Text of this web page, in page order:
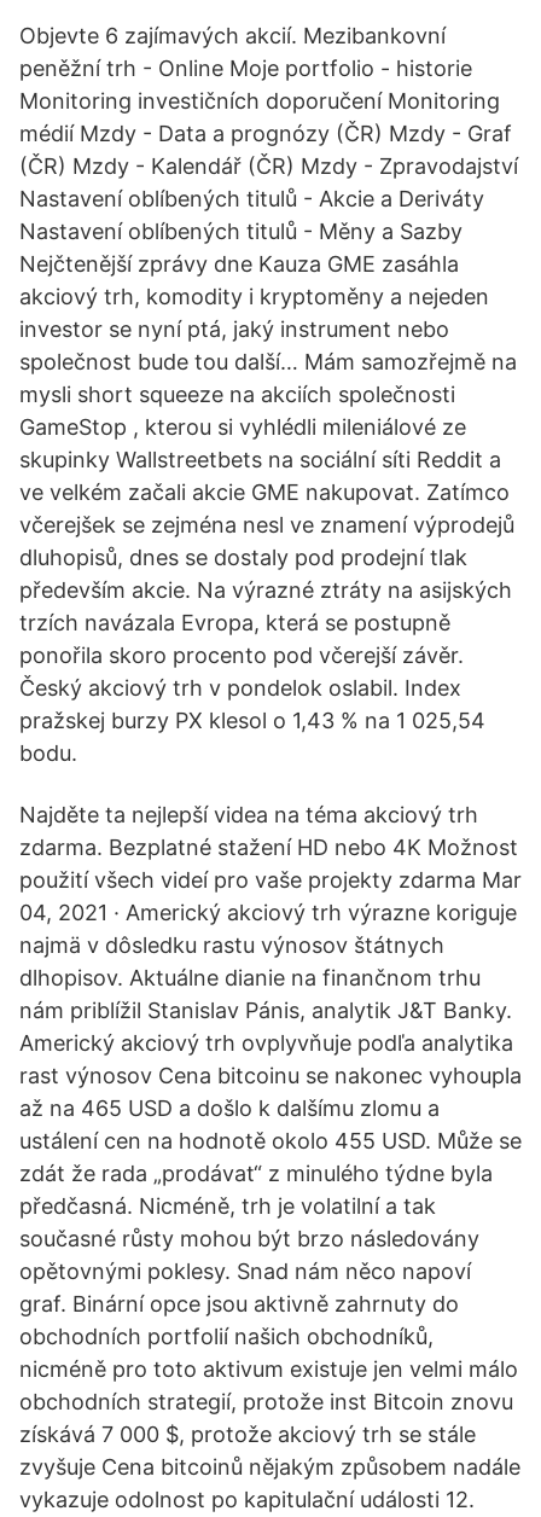
Objevte 6 zajímavých akcií. Mezibankovní
peněžní trh - Online Moje portfolio - historie
Monitoring investičních doporučení Monitoring
médií Mzdy - Data a prognózy (ČR) Mzdy - Graf
(ČR) Mzdy - Kalendář (ČR) Mzdy - Zpravodajství
Nastavení oblíbených titulů - Akcie a Deriváty
Nastavení oblíbených titulů - Měny a Sazby
Nejčtenější zprávy dne Kauza GME zasáhla
akciový trh, komodity i kryptoměny a nejeden
investor se nyní ptá, jaký instrument nebo
společnost bude tou další… Mám samozřejmě na
mysli short squeeze na akciích společnosti
GameStop , kterou si vyhlédli mileniálové ze
skupinky Wallstreetbets na sociální síti Reddit a
ve velkém začali akcie GME nakupovat. Zatímco
včerejšek se zejména nesl ve znamení výprodejů
dluhopisů, dnes se dostaly pod prodejní tlak
především akcie. Na výrazné ztráty na asijských
trzích navázala Evropa, která se postupně
ponořila skoro procento pod včerejší závěr.
Český akciový trh v pondelok oslabil. Index
pražskej burzy PX klesol o 1,43 % na 1 025,54
bodu.
Najděte ta nejlepší videa na téma akciový trh
zdarma. Bezplatné stažení HD nebo 4K Možnost
použití všech videí pro vaše projekty zdarma Mar
04, 2021 · Americký akciový trh výrazne koriguje
najmä v dôsledku rastu výnosov štátnych
dlhopisov. Aktuálne dianie na finančnom trhu
nám priblížil Stanislav Pánis, analytik J&T Banky.
Americký akciový trh ovplyvňuje podľa analytika
rast výnosov Cena bitcoinu se nakonec vyhoupla
až na 465 USD a došlo k dalšímu zlomu a
ustálení cen na hodnotě okolo 455 USD. Může se
zdát že rada „prodávat“ z minulého týdne byla
předčasná. Nicméně, trh je volatilní a tak
současné růsty mohou být brzo následovány
opětovnými poklesy. Snad nám něco napoví
graf. Binární opce jsou aktivně zahrnuty do
obchodních portfolií našich obchodníků,
nicméně pro toto aktivum existuje jen velmi málo
obchodních strategií, protože inst Bitcoin znovu
získává 7 000 $, protože akciový trh se stále
zvyšuje Cena bitcoinů nějakým způsobem nadále
vykazuje odolnost po kapitulační události 12.